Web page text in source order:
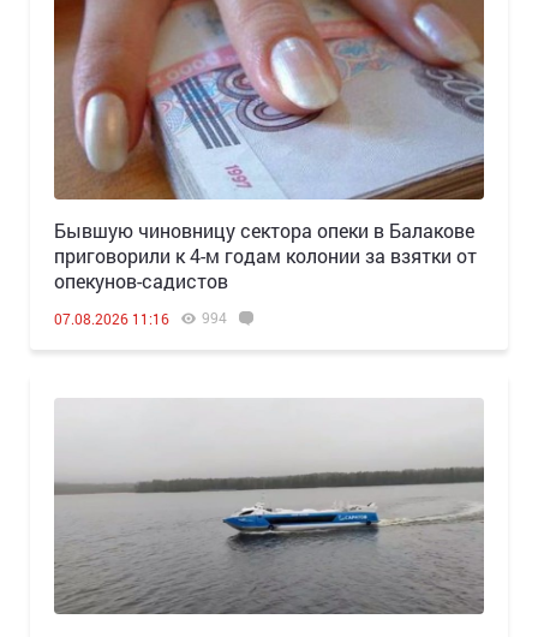
Бывшую чиновницу сектора опеки в Балакове
приговорили к 4-м годам колонии за взятки от
опекунов-садистов
07.08.2026 11:16 994